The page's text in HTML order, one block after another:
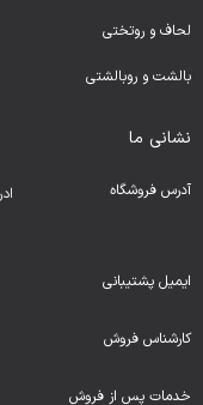
لحاف و روتختی
بالشت و روبالشتی
نشانی ما
آدرس فروشگاه
ایمیل پشتیبانی
کارشناس فروش
خدمات پس از فروش